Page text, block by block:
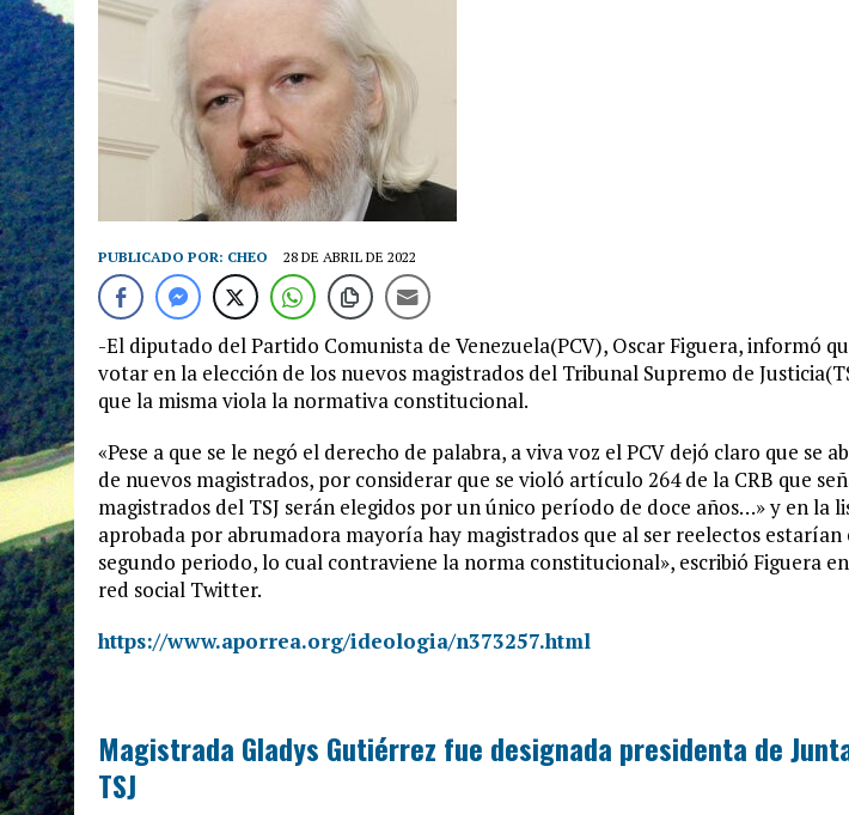
PUBLICADO POR: CHEO 28 DE ABRIL DE 2022
-El diputado del Partido Comunista de Venezuela(PCV), Oscar Figuera, informó
votar en la elección de los nuevos magistrados del Tribunal Supremo de
que la misma viola la normativa constitucional.
«Pese a que se le negó el derecho de palabra, a viva voz el PCV dejó claro que se
de nuevos magistrados, por considerar que se violó artículo 264 de la CRB que
magistrados del TSJ serán elegidos por un único período de doce años…» y en la
aprobada por abrumadora mayoría hay magistrados que al ser reelectos estarían
segundo periodo, lo cual contraviene la norma constitucional», escribió Figuera
red social Twitter.
https://www.aporrea.org/ideologia/n373257.html
Magistrada Gladys Gutiérrez fue designada presidenta de
TSJ